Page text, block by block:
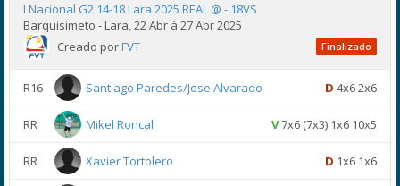
I Nacional G2 14-18 Lara 2025 REAL @ - 18VS
Barquisimeto - Lara, 22 Abr à 27 Abr 2025
Creado porFVT Finalizado
R16 Santiago Paredes/Jose Alvarado D 4x6 2x6
RR Mikel Roncal V7x6 (7x3) 1x6 10x5
RR Xavier Tortolero D 1x6 1x6